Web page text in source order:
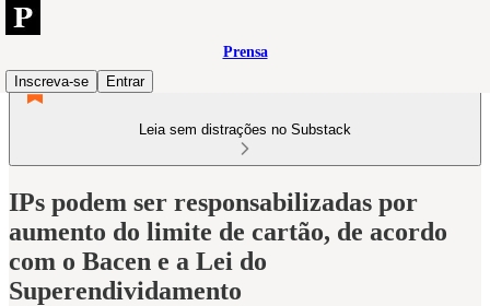
Prensa
Inscreva-se
Entrar
Leia sem distrações no Substack
IPs podem ser responsabilizadas por
aumento do limite de cartão, de acordo
com o Bacen e a Lei do
Superendividamento